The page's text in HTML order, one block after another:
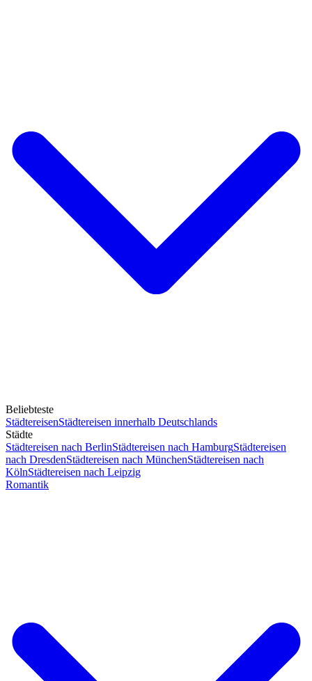
Beliebteste
StädtereisenStädtereisen innerhalb Deutschlands
Städte
Städtereisen nach BerlinStädtereisen nach HamburgStädtereisen
nach DresdenStädtereisen nach MünchenStädtereisen nach
KölnStädtereisen nach Leipzig
Romantik